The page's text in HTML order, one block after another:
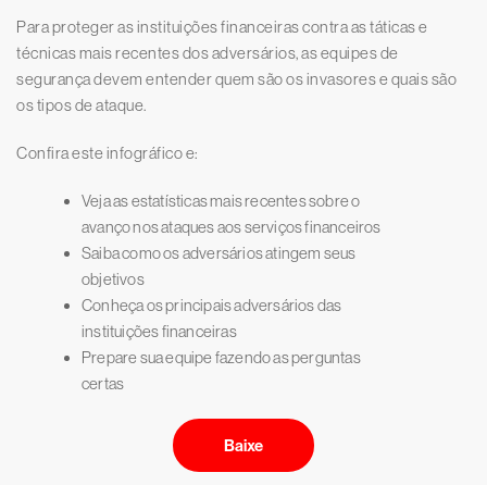
Para proteger as instituições financeiras contra as táticas e
técnicas mais recentes dos adversários, as equipes de
segurança devem entender quem são os invasores e quais são
os tipos de ataque.
Confira este infográfico e:
Veja as estatísticas mais recentes sobre o
avanço nos ataques aos serviços financeiros
Saiba como os adversários atingem seus
objetivos
Conheça os principais adversários das
instituições financeiras
Prepare sua equipe fazendo as perguntas
certas
Baixe